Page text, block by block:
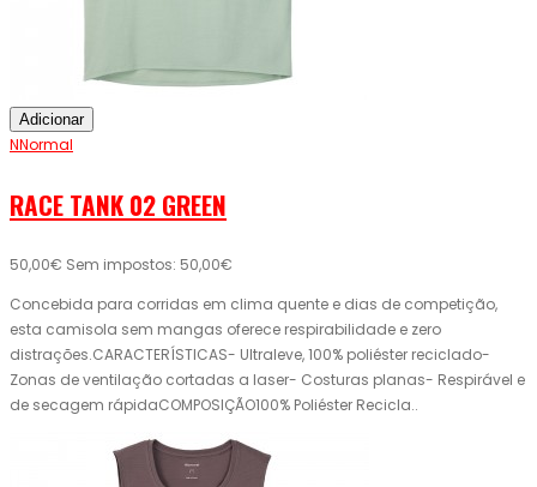
Adicionar
NNormal
RACE TANK 02 GREEN
50,00€ Sem impostos: 50,00€
Concebida para corridas em clima quente e dias de competição,
esta camisola sem mangas oferece respirabilidade e zero
distrações.CARACTERÍSTICAS- Ultraleve, 100% poliéster reciclado-
Zonas de ventilação cortadas a laser- Costuras planas- Respirável e
de secagem rápidaCOMPOSIÇÃO100% Poliéster Recicla..